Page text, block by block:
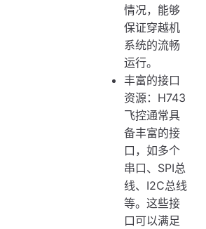
情况，能够
保证穿越机
系统的流畅
运行。
丰富的接口
资源：H743
飞控通常具
备丰富的接
口，如多个
串口、SPI总
线、I2C总线
等。这些接
口可以满足